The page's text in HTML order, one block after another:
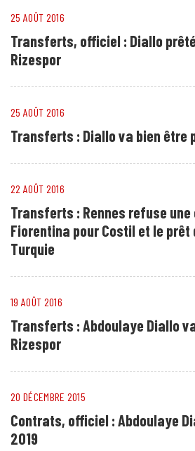
25 AOÛT 2016
Transferts, officiel : Diallo
Rizespor
25 AOÛT 2016
Transferts : Diallo va bien être
22 AOÛT 2016
Transferts : Rennes refuse
Fiorentina pour Costil et le prêt
Turquie
19 AOÛT 2016
Transferts : Abdoulaye Diallo
Rizespor
20 DÉCEMBRE 2015
Contrats, officiel : Abdoulaye
2019